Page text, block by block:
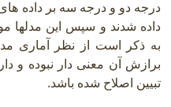
درجه دو و درجه سه بر داده
داده شدند و سپس این مدلها
به ذکر است از نظر آماری
برازش آن معنی دار نبوده و
تبیین اصلاح شده باشد.